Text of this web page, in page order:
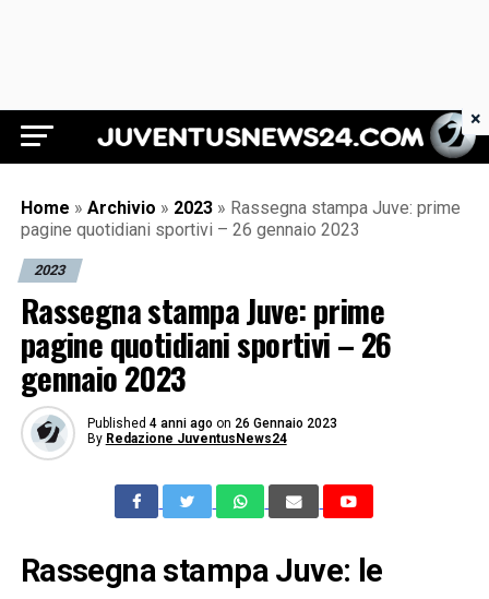
Juventus News 24
Home » Archivio » 2023 » Rassegna stampa Juve: prime
pagine quotidiani sportivi – 26 gennaio 2023
2023
Rassegna stampa Juve: prime
pagine quotidiani sportivi – 26
gennaio 2023
Published 4 anni ago on 26 Gennaio 2023
By Redazione JuventusNews24
Rassegna stampa Juve: le
×